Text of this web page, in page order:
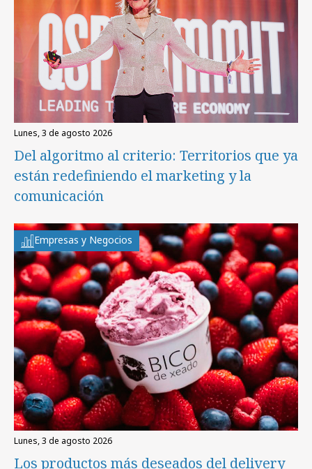
lunes, 3 de agosto 2026
Del algoritmo al criterio: Territorios que ya
están redefiniendo el marketing y la
comunicación
Empresas y Negocios
lunes, 3 de agosto 2026
Los productos más deseados del delivery